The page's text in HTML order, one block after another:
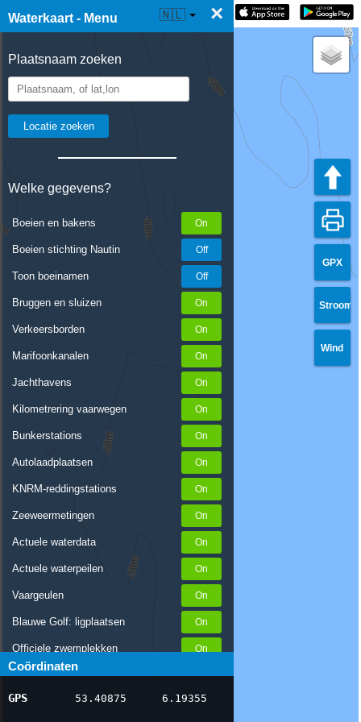
Waterkaart - Menu ×
Plaatsnaam zoeken
Welke gegevens?
Boeien en bakens
Boeien stichting Nautin
Toon boeinamen
Bruggen en sluizen
Verkeersborden
Marifoonkanalen
Jachthavens
Kilometrering vaarwegen
Bunkerstations
Autolaadplaatsen
KNRM-reddingstations
Zeeweermetingen
Actuele waterdata
Actuele waterpeilen
Vaargeulen
Blauwe Golf: ligplaatsen
Officiele zwemplekken
Stremmingen/hinder
AIS scheepsposities
Coördinaten
GPS 53.40875 6.19355
☰ Waterkaart Live 🇳🇱
GPX
Stroom
Wind